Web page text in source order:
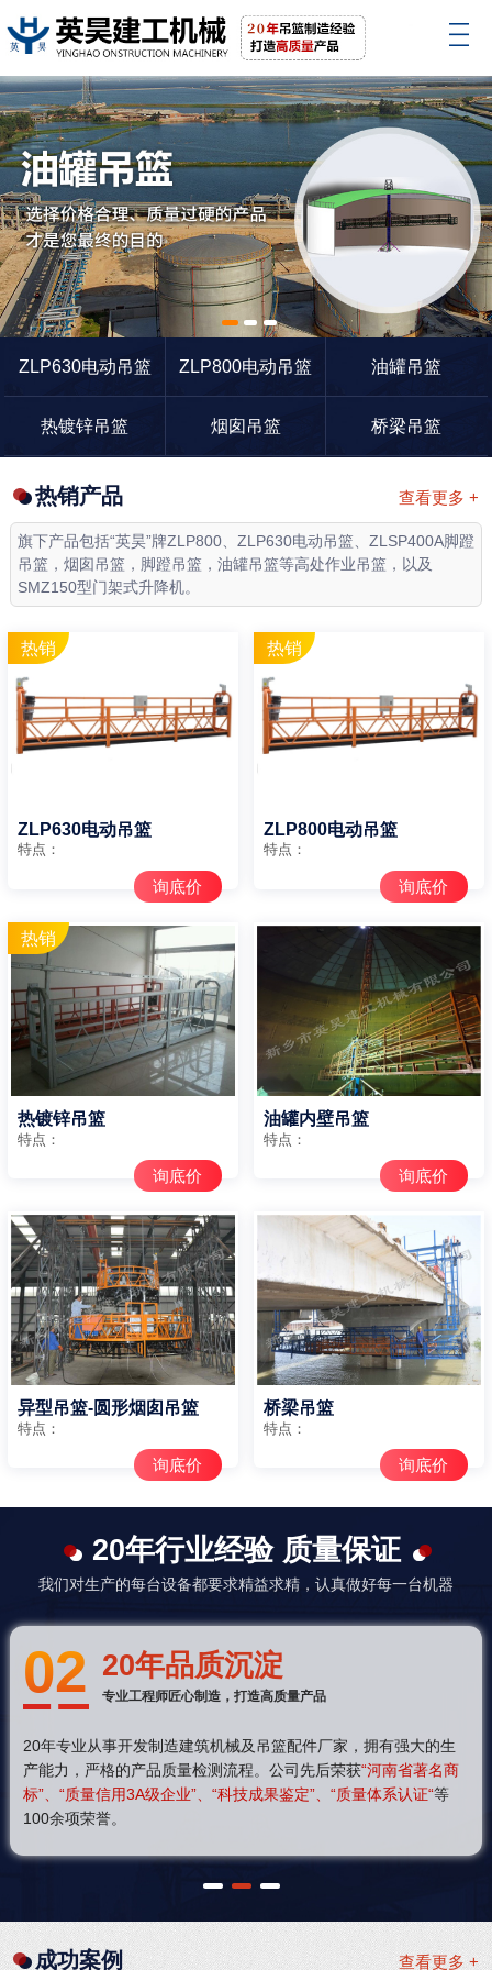
1 2 3
ZLP630电动吊篮
ZLP800电动吊篮 油罐吊篮
热镀锌吊篮 烟囱吊篮 桥梁吊篮
查看更多 +
热销产品
旗下产品包括“英昊”牌ZLP800、ZLP630电动吊篮、ZLSP400A脚蹬
吊篮，烟囱吊篮，脚蹬吊篮，油罐吊篮等高处作业吊篮，以及
SMZ150型门架式升降机。
ZLP630电动吊篮
特点：
询底价
ZLP800电动吊篮
特点：
询底价
热镀锌吊篮
特点：
询底价
油罐内壁吊篮
特点：
询底价
异型吊篮-圆形烟囱吊篮
特点：
询底价
桥梁吊篮
特点：
询底价
20年行业经验 质量保证
我们对生产的每台设备都要求精益求精，认真做好每一台机器
02 20年品质沉淀
专业工程师匠心制造，打造高质量产品
20年专业从事开发制造建筑机械及吊篮配件厂家，拥有强大的生
产能力，严格的产品质量检测流程。公司先后荣获“河南省著名商
标”、“质量信用3A级企业”、“科技成果鉴定”、“质量体系认证“等
100余项荣誉。
1 2 3
查看更多 +
成功案例